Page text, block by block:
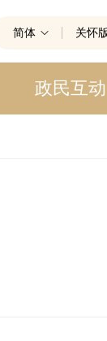
简体 关怀
政民互动